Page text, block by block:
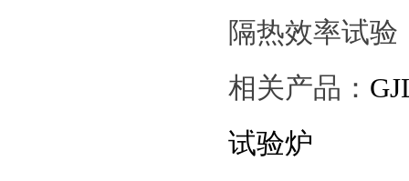
隔热效率试
相关产品：
试验炉